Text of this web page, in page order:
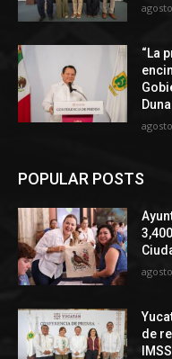
“La
POPULAR POSTS
de